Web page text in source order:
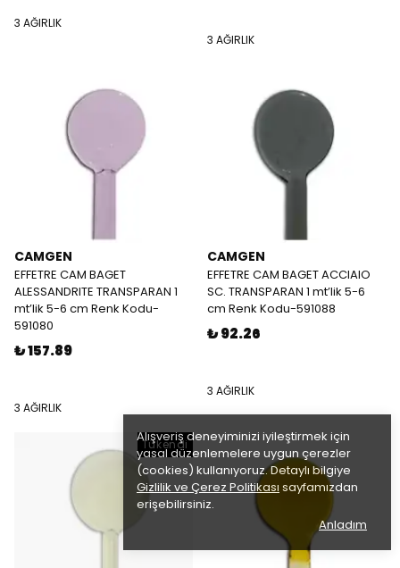
Alışveriş deneyiminizi iyileştirmek için
yasal düzenlemelere uygun çerezler
(cookies) kullanıyoruz. Detaylı bilgiye
Gizlilik ve Çerez Politikası sayfamızdan
erişebilirsiniz.
Anladım
3 AĞIRLIK
3 AĞIRLIK
CAMGEN
EFFETRE CAM BAGET
ALESSANDRITE TRANSPARAN 1
mt’lik 5-6 cm Renk Kodu-
591080
₺ 157.89
3 AĞIRLIK
CAMGEN
EFFETRE CAM BAGET ACCIAIO
SC. TRANSPARAN 1 mt’lik 5-6
cm Renk Kodu-591088
₺ 92.26
3 AĞIRLIK
Tükendi